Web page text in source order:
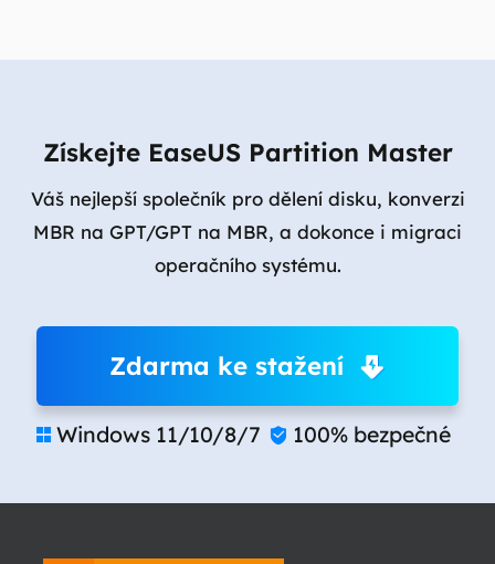
Získejte EaseUS Partition Master
Váš nejlepší společník pro dělení disku, konverzi
MBR na GPT/GPT na MBR, a dokonce i migraci
operačního systému.
Zdarma ke stažení
 Windows 11/10/8/7  100% bezpečné